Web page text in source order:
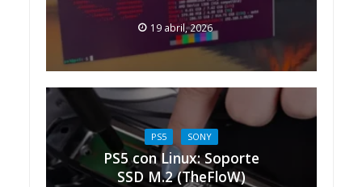
19 abril, 2026
PS5 SONY
PS5 con Linux: Soporte
SSD M.2 (TheFloW)